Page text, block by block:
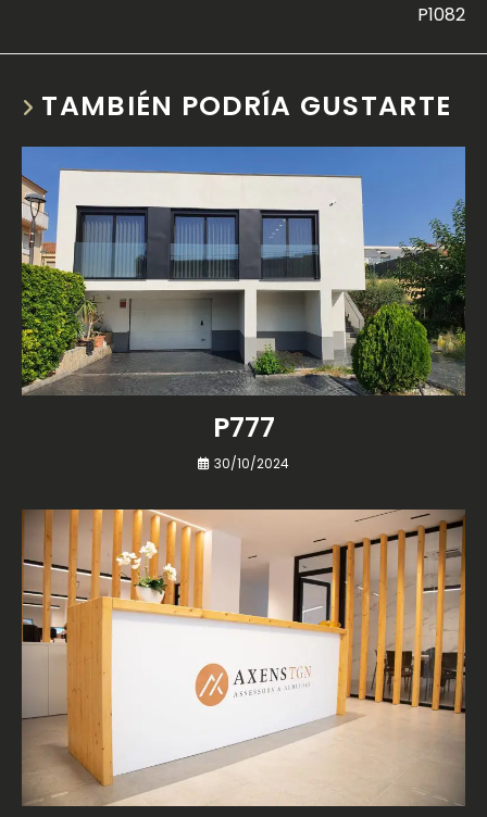
P1082
TAMBIÉN PODRÍA GUSTARTE
P777
30/10/2024